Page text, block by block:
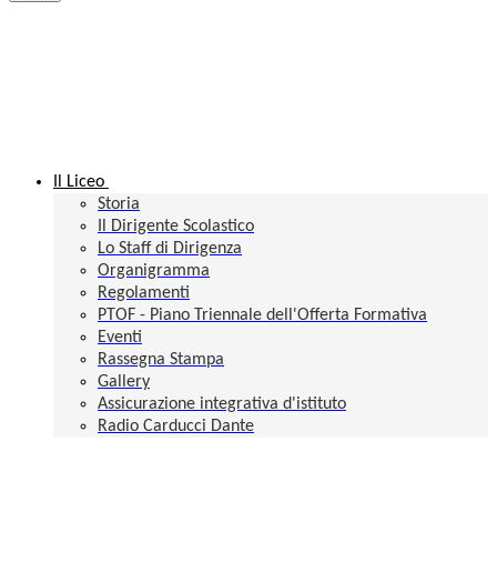
Il Liceo
Storia
Il Dirigente Scolastico
Lo Staff di Dirigenza
Organigramma
Regolamenti
PTOF - Piano Triennale dell'Offerta Formativa
Eventi
Rassegna Stampa
Gallery
Assicurazione integrativa d'istituto
Radio Carducci Dante